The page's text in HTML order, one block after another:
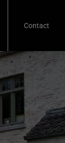
Contact